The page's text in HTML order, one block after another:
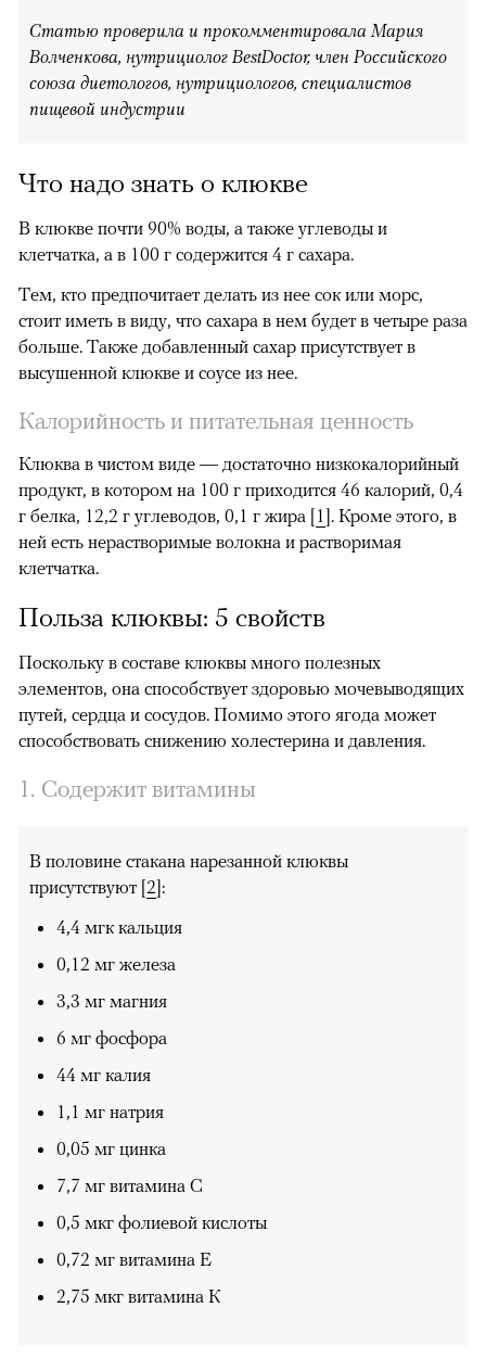
00:00 /
Статью проверила и прокомментировала Мария
Волченкова, нутрициолог BestDoctor, член Российского
союза диетологов, нутрициологов, специалистов
пищевой индустрии
Что надо знать о клюкве
В клюкве почти 90% воды, а также углеводы и
клетчатка, а в 100 г содержится 4 г сахара.
Тем, кто предпочитает делать из нее сок или морс,
стоит иметь в виду, что сахара в нем будет в четыре раза
больше. Также добавленный сахар присутствует в
высушенной клюкве и соусе из нее.
Калорийность и питательная ценность
Клюква в чистом виде — достаточно низкокалорийный
продукт, в котором на 100 г приходится 46 калорий, 0,4
г белка, 12,2 г углеводов, 0,1 г жира [1]. Кроме этого, в
ней есть нерастворимые волокна и растворимая
клетчатка.
Польза клюквы: 5 свойств
Поскольку в составе клюквы много полезных
элементов, она способствует здоровью мочевыводящих
путей, сердца и сосудов. Помимо этого ягода может
способствовать снижению холестерина и давления.
1. Содержит витамины
В половине стакана нарезанной клюквы
присутствуют [2]:
4,4 мгк кальция
0,12 мг железа
3,3 мг магния
6 мг фосфора
44 мг калия
1,1 мг натрия
0,05 мг цинка
7,7 мг витамина С
0,5 мкг фолиевой кислоты
0,72 мг витамина Е
2,75 мкг витамина К